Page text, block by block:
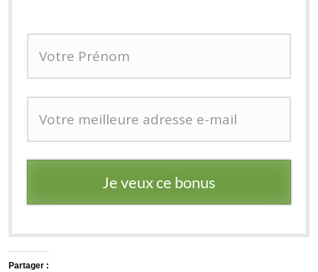
Je veux ce bonus
Partager :